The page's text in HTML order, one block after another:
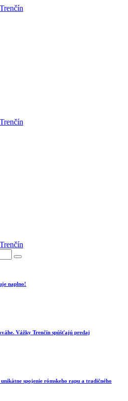
naplno!
Vážky Trenčín spúšťajú predaj
spojenie rómskeho rapu a tradičného